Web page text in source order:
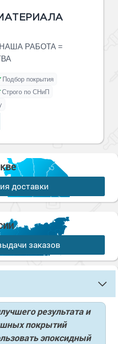
РАБОТА =
Подбор покрытия
Строго по СНиП
доставки
заказов
результата и
покрытий
эпоксидный